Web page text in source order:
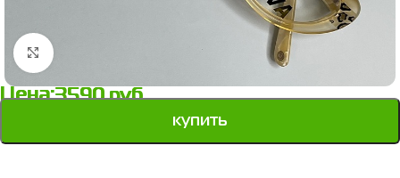
Нажмите, чтобы увеличить
Цена:3590руб.
купить